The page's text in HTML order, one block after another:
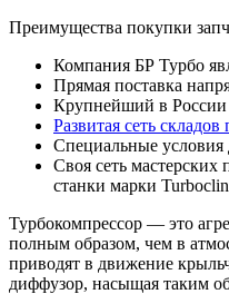
Преимущества покупки
Компания БР Турбо
Прямая поставка
Крупнейший в России
Развитая сеть
Специальные условия
Своя сеть мастерских
станки марки
Турбокомпрессор — это
полным образом, чем в
приводят в движение
диффузор, насыщая таким